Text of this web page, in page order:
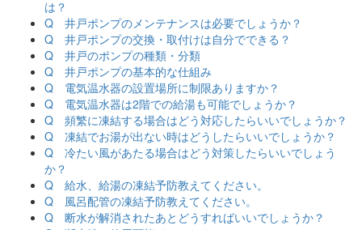
は？
Q 井戸ポンプのメンテナンスは必要でしょうか？
Q 井戸ポンプの交換・取付けは自分でできる？
Q 井戸のポンプの種類・分類
Q 井戸ポンプの基本的な仕組み
Q 電気温水器の設置場所に制限ありますか？
Q 電気温水器は2階での給湯も可能でしょうか？
Q 頻繁に凍結する場合はどう対応したらいいでしょうか？
Q 凍結でお湯が出ない時はどうしたらいいでしょうか？
Q 冷たい風があたる場合はどう対策したらいいでしょう
か？
Q 給水、給湯の凍結予防教えてください。
Q 風呂配管の凍結予防教えてください。
Q 断水が解消されたあとどうすればいいでしょうか？